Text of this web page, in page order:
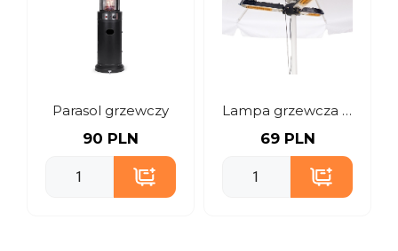
Parasol grzewczy
90 PLN
Lampa grzewcza podwieszana do parasola, 2 kW
69 PLN